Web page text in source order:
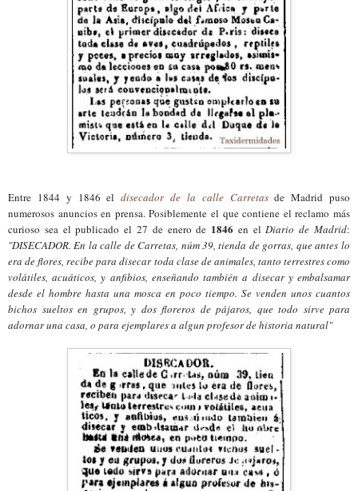
Entre 1844 y 1846 eldisecador de la calle Carretasde Madrid puso
numerosos anuncios en prensa. Posiblemente el que contiene el reclamo más
curioso sea el publicado el 27 de enero de 1846 en el Diario de Madrid:
"DISECADOR. En la calle de Carretas, núm 39, tienda de gorras, que antes lo
era de flores, recibe para disecar toda clase de animales, tanto terrestres como
volátiles, acuáticos, y anfibios, enseñando tambiéna disecar y embalsamar
desde el hombre hasta una mosca en poco tiempo. Se venden unos cuantos
bichos sueltos en grupos, y dos floreros de pájaros, que todo sirve para
adornar una casa, o para ejemplares a algun profesor de historia natural"